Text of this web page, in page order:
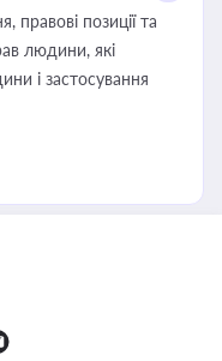
правові позиції та
людини, які
і застосування